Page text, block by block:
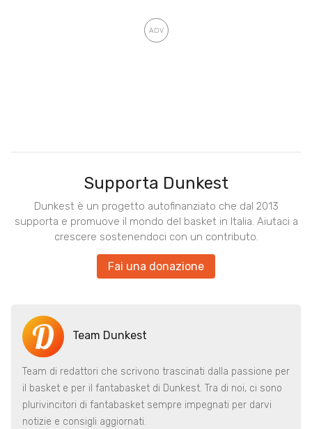
Supporta Dunkest
Dunkest è un progetto autofinanziato che dal 2013
supporta e promuove il mondo del basket in Italia. Aiutaci a
crescere sostenendoci con un contributo.
Fai una donazione
Team Dunkest
Team di redattori che scrivono trascinati dalla passione per
il basket e per il fantabasket di Dunkest. Tra di noi, ci sono
plurivincitori di fantabasket sempre impegnati per darvi
notizie e consigli aggiornati.